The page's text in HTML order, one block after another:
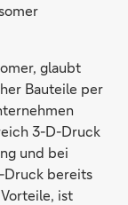
glaubt
Bauteile per
3-D-Druck
und bei
Druck bereits
ist